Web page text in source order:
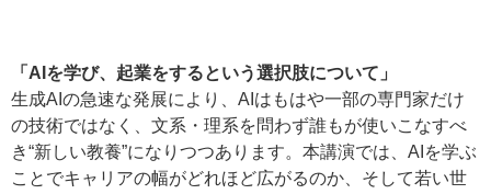
「AIを学び、起業をするという選択肢について」
生成AIの急速な発展により、AIはもはや一部の専門家だけ
の技術ではなく、文系・理系を問わず誰もが使いこなすべ
き“新しい教養”になりつつあります。本講演では、AIを学ぶ
ことでキャリアの幅がどれほど広がるのか、そして若い世